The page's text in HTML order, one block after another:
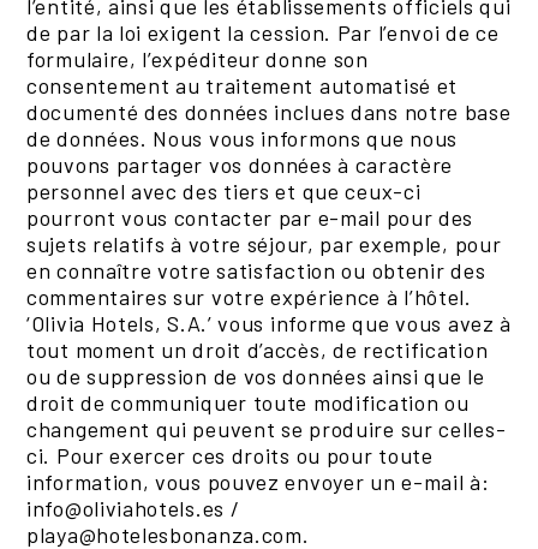
l’entité, ainsi que les établissements officiels qui
de par la loi exigent la cession. Par l’envoi de ce
formulaire, l’expéditeur donne son
consentement au traitement automatisé et
documenté des données inclues dans notre base
de données. Nous vous informons que nous
pouvons partager vos données à caractère
personnel avec des tiers et que ceux-ci
pourront vous contacter par e-mail pour des
sujets relatifs à votre séjour, par exemple, pour
en connaître votre satisfaction ou obtenir des
commentaires sur votre expérience à l’hôtel.
‘Olivia Hotels, S.A.’ vous informe que vous avez à
tout moment un droit d’accès, de rectification
ou de suppression de vos données ainsi que le
droit de communiquer toute modification ou
changement qui peuvent se produire sur celles-
ci. Pour exercer ces droits ou pour toute
information, vous pouvez envoyer un e-mail à:
info@oliviahotels.es /
playa@hotelesbonanza.com.